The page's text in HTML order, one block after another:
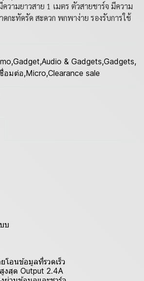
วามยาวสาย 1 เมตร ตัวสายชาร์จ มีความ
กะทัดรัด สะดวก พกพาง่าย รองรับการใช้
,Gadget,Audio & Gadgets,Gadgets,
อมต่อ,Micro,Clearance sale
บ
โอนข้อมูลที่รวดเร็ว
งสุด Output 2.4A